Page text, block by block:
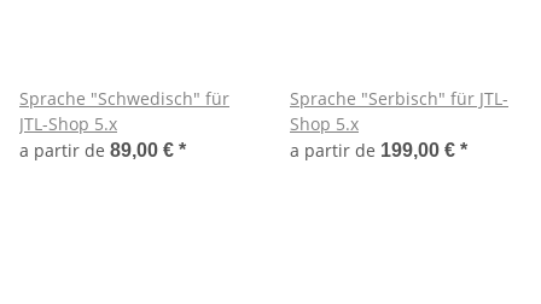
Sprache "Schwedisch" für
JTL-Shop 5.x
a partir de 89,00 € *
Sprache "Serbisch" für JTL-
Shop 5.x
a partir de 199,00 € *